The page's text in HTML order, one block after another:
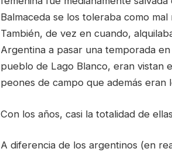
Balmaceda se los toleraba como
También, de vez en cuando,
Argentina a pasar una temporada
pueblo de Lago Blanco, eran vistan
peones de campo que además eran
Con los años, casi la totalidad de
A diferencia de los argentinos (en